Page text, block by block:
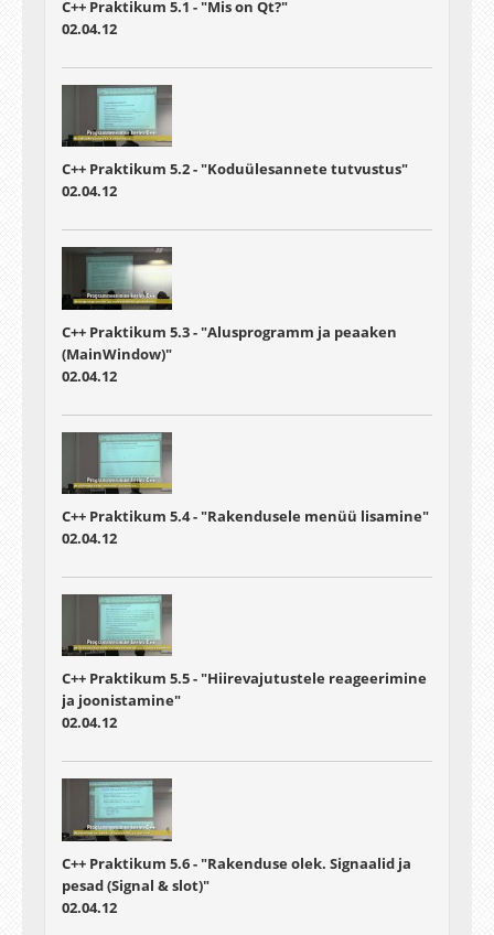
C++ Praktikum 5.1 - "Mis on Qt?"
02.04.12
C++ Praktikum 5.2 - "Koduülesannete tutvustus"
02.04.12
C++ Praktikum 5.3 - "Alusprogramm ja peaaken
(MainWindow)"
02.04.12
C++ Praktikum 5.4 - "Rakendusele menüü lisamine"
02.04.12
C++ Praktikum 5.5 - "Hiirevajutustele reageerimine
ja joonistamine"
02.04.12
C++ Praktikum 5.6 - "Rakenduse olek. Signaalid ja
pesad (Signal & slot)"
02.04.12